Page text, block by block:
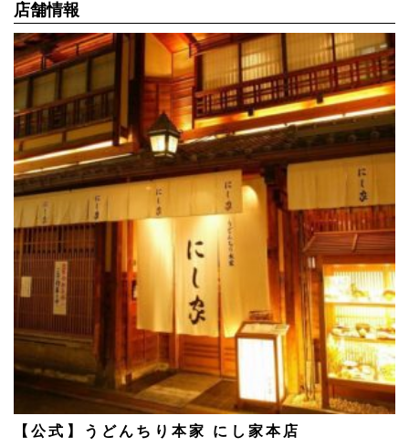
店舗情報
【公式】うどんちり本家 にし家本店